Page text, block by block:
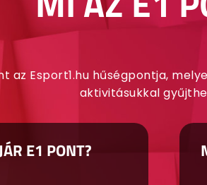
az Esport1.hu hűségpontja,
aktivitásukkal
E1 PONT?